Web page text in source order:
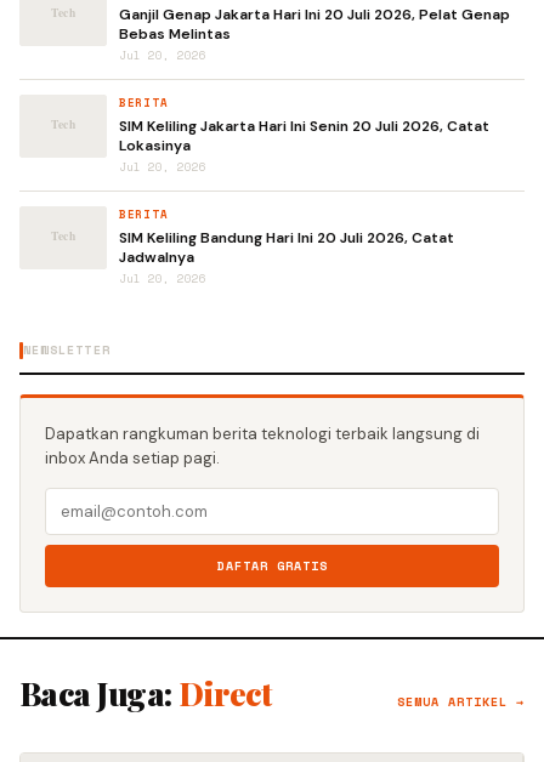
Ganjil Genap Jakarta Hari Ini 20 Juli 2026, Pelat Genap
Bebas Melintas
Jul 20, 2026
BERITA
SIM Keliling Jakarta Hari Ini Senin 20 Juli 2026, Catat
Lokasinya
Jul 20, 2026
BERITA
SIM Keliling Bandung Hari Ini 20 Juli 2026, Catat
Jadwalnya
Jul 20, 2026
NEWSLETTER
Dapatkan rangkuman berita teknologi terbaik langsung di
inbox Anda setiap pagi.
DAFTAR GRATIS
Baca Juga: Direct SEMUA ARTIKEL →